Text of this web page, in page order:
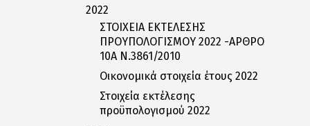
2022
ΣΤΟΙΧΕΙΑ ΕΚΤΕΛΕΣΗΣ
ΠΡΟΥΠΟΛΟΓΙΣΜΟΥ 2022 -ΑΡΘΡΟ
10Α Ν.3861/2010
Οικονομικά στοιχεία έτους 2022
Στοιχεία εκτέλεσης
προϋπολογισμού 2022